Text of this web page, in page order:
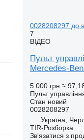
0028208297 до
7
ВІДЕО
Пульт
Mercedes-
5 000 грн ≈
Пульт
Стан новий
0028208297
Україна,
TIR-Розборка
Зв'язатися з